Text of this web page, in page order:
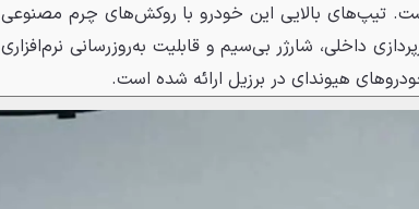
تیپ‌های بالایی این خودرو با روکش‌های چرم مصنوعی
داخلی، شارژر بی‌سیم و قابلیت به‌روزرسانی نرم‌افزاری
هیوندای در برزیل ارائه شده است.